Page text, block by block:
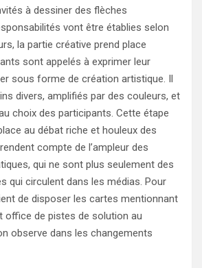
à dessiner des flèches
vont être établies selon
la partie créative prend place
sont appelés à exprimer leur
sous forme de création artistique. Il
divers, amplifiés par des couleurs, et
choix des participants. Cette étape
au débat riche et houleux des
compte de l’ampleur des
qui ne sont plus seulement des
qui circulent dans les médias. Pour
de disposer les cartes mentionnant
office de pistes de solution au
observe dans les changements